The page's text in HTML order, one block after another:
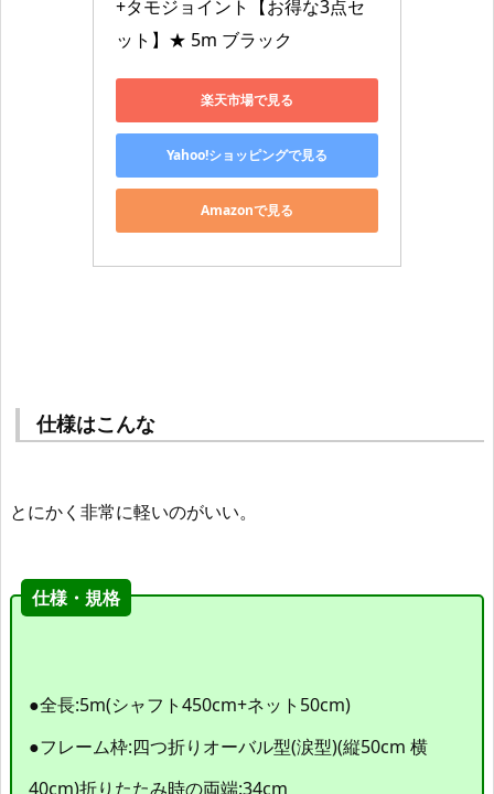
+タモジョイント【お得な3点セ
ット】★ 5m ブラック
楽天市場で見る
Yahoo!ショッピングで見る
Amazonで見る
仕様はこんな
とにかく非常に軽いのがいい。
仕様・規格
●全長:5m(シャフト450cm+ネット50cm)
●フレーム枠:四つ折りオーバル型(涙型)(縦50cm 横
40cm)折りたたみ時の両端:34cm